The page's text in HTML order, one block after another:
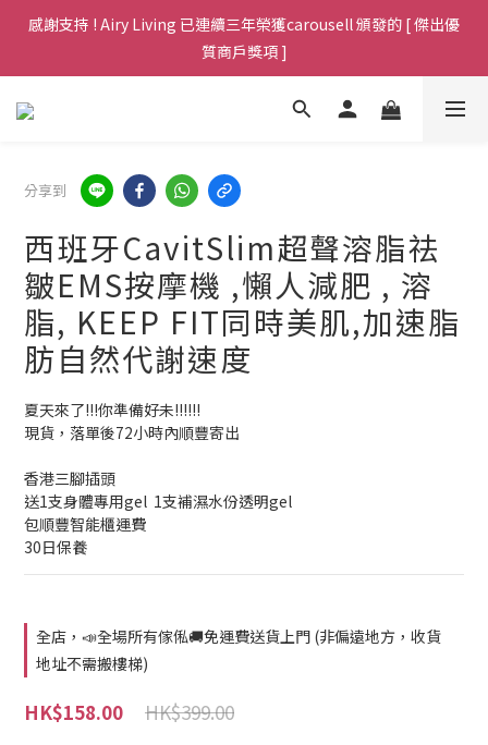
Welcome，全場傢俱免運費包送貨至港九新界，歡迎查詢 (包送上
門於非偏遠地區，不用搬樓梯)
感謝支持 ! Airy Living 已連續三年榮獲carousell 頒發的 [ 傑出優
質商戶獎項 ]
Welcome，全場傢俱免運費包送貨至港九新界，歡迎查詢 (包送上
分享到
西班牙CavitSlim超聲溶脂祛
皺EMS按摩機 ,懶人減肥 , 溶
脂, KEEP FIT同時美肌,加速脂
肪自然代謝速度
夏天來了!!!你準備好未!!!!!!
現貨，落單後72小時內順豐寄出
香港三腳插頭
送1支身體專用gel  1支補濕水份透明gel
包順豐智能櫃運費
30日保養
全店，📣全場所有傢俬🚚免運費送貨上門 (非偏遠地方，收貨
地址不需搬樓梯)
HK$399.00
HK$158.00